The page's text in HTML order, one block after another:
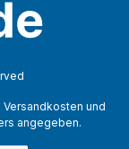
und
angegeben.